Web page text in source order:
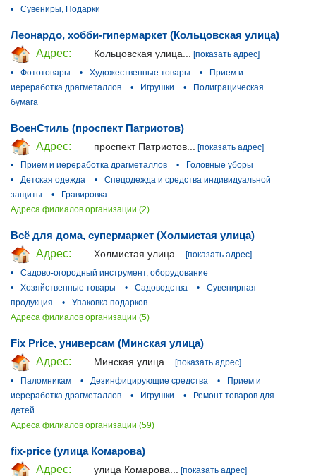
•
Сувениры, Подарки
Леонардо, хобби-гипермаркет (Кольцовская улица)
Адрес:
Кольцовская улица...
[показать адрес]
•
Фототовары • Художественные товары •
Прием и
иереработка драгметаллов
• Игрушки •
Полиграцическая
бумага
ВоенСтиль (проспект Патриотов)
Адрес:
проспект Патриотов...
[показать адрес]
•
Прием и иереработка драгметаллов •
Головные уборы
•
Детская одежда •
Спецодежда и средства индивидуальной
защиты
•
Гравировка
Адреса филиалов организации (2)
Всё для дома, супермаркет (Холмистая улица)
Адрес:
Холмистая улица... [показать адрес]
•
Садово-огородный инструмент, оборудование
•
Хозяйственные товары • Садоводства •
Сувенирная
продукция
•
Упаковка подарков
Адреса филиалов организации (5)
Fix Price, универсам (Минская улица)
Адрес:
Минская улица...
[показать адрес]
•
Паломникам • Дезинфицирующие средства •
Прием и
иереработка драгметаллов
• Игрушки •
Ремонт товаров для
детей
Адреса филиалов организации (59)
fix-price (улица Комарова)
Адрес:
улица Комарова...
[показать адрес]